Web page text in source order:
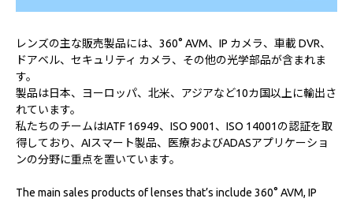
レンズの主な販売製品には、360° AVM、IP カメラ、車載 DVR、
ドアベル、セキュリティ カメラ、その他の光学部品が含まれま
す。
製品は日本、ヨーロッパ、北米、アジアなど10カ国以上に輸出さ
れています。
私たちのチームはIATF 16949、ISO 9001、ISO 14001の認証を取
得しており、AIスマート製品、医療およびADASアプリケーショ
ンの分野に重点を置いています。
The main sales products of lenses that’s include 360° AVM, IP